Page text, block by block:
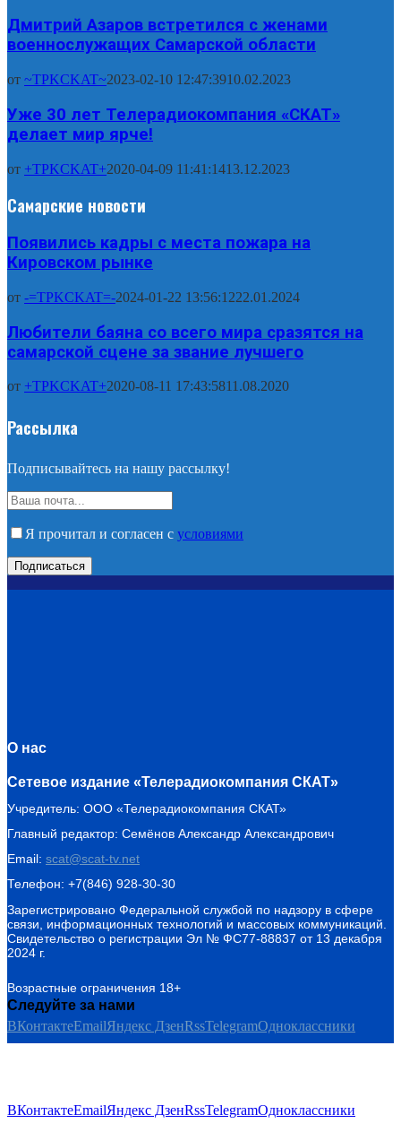
Дмитрий Азаров встретился с женами
военнослужащих Самарской области
от ~TPKCKAT~2023-02-10 12:47:3910.02.2023
Уже 30 лет Телерадиокомпания «СКАТ»
делает мир ярче!
от +TPKCKAT+2020-04-09 11:41:1413.12.2023
Самарские новости
Появились кадры с места пожара на
Кировском рынке
от -=TPKCKAT=-2024-01-22 13:56:1222.01.2024
Любители баяна со всего мира сразятся на
самарской сцене за звание лучшего
от +TPKCKAT+2020-08-11 17:43:5811.08.2020
Рассылка
Подписывайтесь на нашу рассылку!
Я прочитал и согласен с условиями
О нас
Сетевое издание «Телерадиокомпания СКАТ»
Учредитель: ООО «Телерадиокомпания СКАТ»
Главный редактор: Семёнов Александр Александрович
Email: scat@scat-tv.net
Телефон: +7(846) 928-30-30
Зарегистрировано Федеральной службой по надзору в сфере
связи, информационных технологий и массовых коммуникаций.
Свидетельство о регистрации Эл № ФС77-88837 от 13 декабря
2024 г.
Возрастные ограничения 18+
Следуйте за нами
ВКонтактеEmailЯндекс ДзенRssTelegramОдноклассники
ВКонтактеEmailЯндекс ДзенRssTelegramОдноклассники